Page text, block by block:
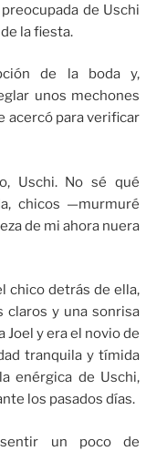
de Uschi
la fiesta.
de la boda y,
unos mechones
acercó para verificar
Uschi. No sé qué
chicos —murmuré
de mi ahora nuera
chico detrás de ella,
claros y una sonrisa
Joel y era el novio de
tranquila y tímida
enérgica de Uschi,
los pasados días.
un poco de